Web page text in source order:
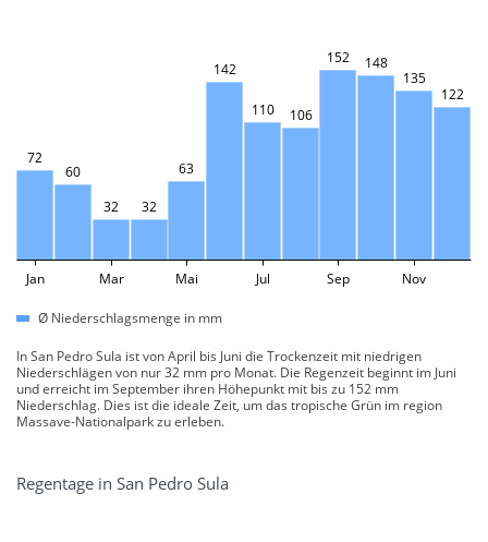
72
60
32
32
63
142
110 106
152
148
135
122
Jan Mar Mai Jul Sep Nov
Ø Niederschlagsmenge in mm
In San Pedro Sula ist von April bis Juni die Trockenzeit mit niedrigen
Niederschlägen von nur 32 mm pro Monat. Die Regenzeit beginnt im Juni
und erreicht im September ihren Höhepunkt mit bis zu 152 mm
Niederschlag. Dies ist die ideale Zeit, um das tropische Grün im region
Massave-Nationalpark zu erleben.
Regentage in San Pedro Sula